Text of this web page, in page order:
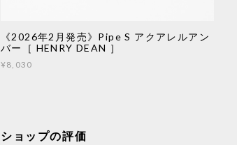
《2026年2月発売》Pipe S アクアレルアン
バー［ HENRY DEAN ］
¥8,030
ショップの評価